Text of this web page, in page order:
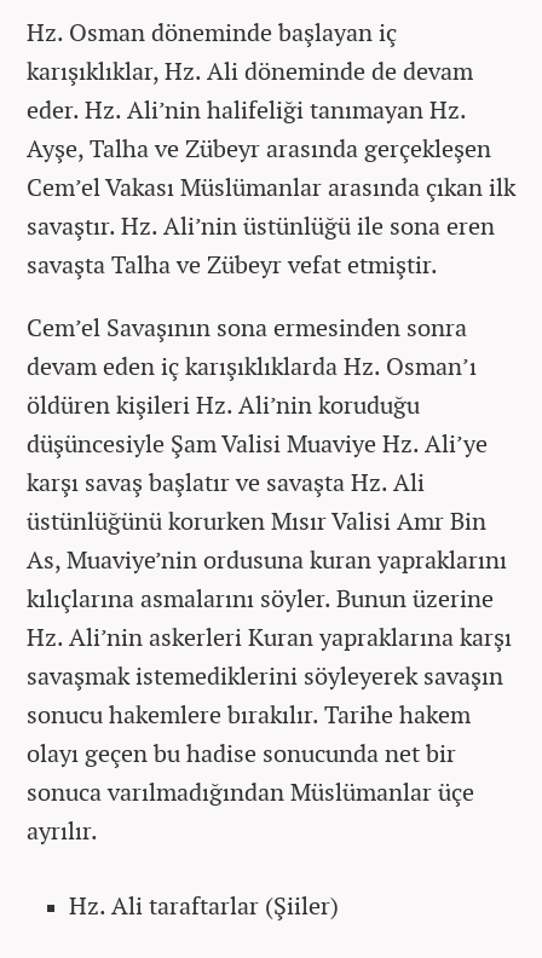
Hz. Osman döneminde başlayan iç
karışıklıklar, Hz. Ali döneminde de devam
eder. Hz. Ali’nin halifeliği tanımayan Hz.
Ayşe, Talha ve Zübeyr arasında gerçekleşen
Cem’el Vakası Müslümanlar arasında çıkan ilk
savaştır. Hz. Ali’nin üstünlüğü ile sona eren
savaşta Talha ve Zübeyr vefat etmiştir.
Cem’el Savaşının sona ermesinden sonra
devam eden iç karışıklıklarda Hz. Osman’ı
öldüren kişileri Hz. Ali’nin koruduğu
düşüncesiyle Şam Valisi Muaviye Hz. Ali’ye
karşı savaş başlatır ve savaşta Hz. Ali
üstünlüğünü korurken Mısır Valisi Amr Bin
As, Muaviye’nin ordusuna kuran yapraklarını
kılıçlarına asmalarını söyler. Bunun üzerine
Hz. Ali’nin askerleri Kuran yapraklarına karşı
savaşmak istemediklerini söyleyerek savaşın
sonucu hakemlere bırakılır. Tarihe hakem
olayı geçen bu hadise sonucunda net bir
sonuca varılmadığından Müslümanlar üçe
ayrılır.
Hz. Ali taraftarlar (Şiiler)